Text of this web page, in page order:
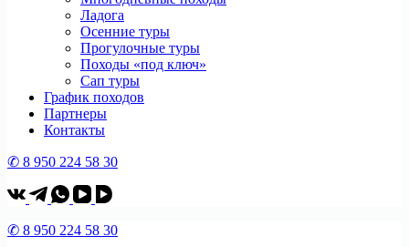
Ладога
Осенние туры
Прогулочные туры
Походы «под ключ»
Сап туры
График походов
Партнеры
Контакты
✆ 8 950 224 58 30
✆ 8 950 224 58 30